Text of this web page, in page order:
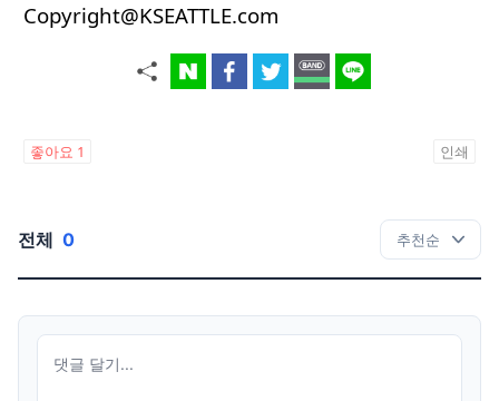
Copyright@KSEATTLE.com
좋아요 1 인쇄
전체 0